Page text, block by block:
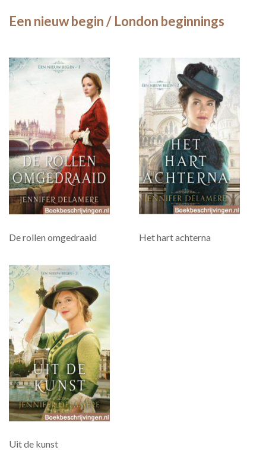
Een nieuw begin / London beginnings
De rollen omgedraaid Het hart achterna
Uit de kunst